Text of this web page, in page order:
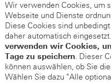
Wir verwenden Cookies, um
Webseite und Dienste
Diese Cookies sind
daher automatisch eingesetzt.
verwenden wir Cookies,
Tage zu speichern. Dieser
können auswählen, ob Sie
Wählen Sie dazu "Alle